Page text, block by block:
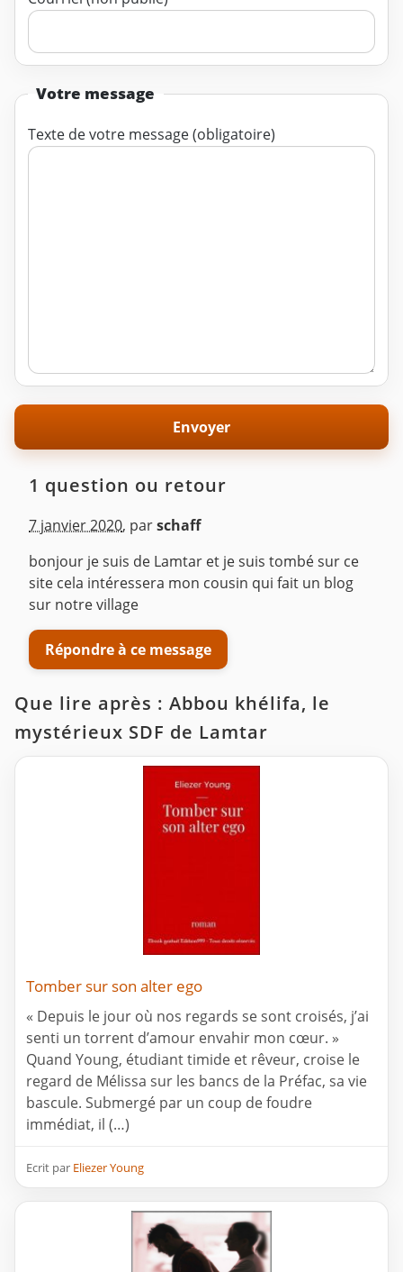
Votre message
Texte de votre message (obligatoire)
1 question ou retour
7 janvier 2020, parschaff
bonjour je suis de Lamtar et je suis tombé sur ce
site cela intéressera mon cousin qui fait un blog
sur notre village
Répondre à ce message
Que lire après : Abbou khélifa, le
mystérieux SDF de Lamtar
Tomber sur son alter ego
« Depuis le jour où nos regards se sont croisés, j’ai
senti un torrent d’amour envahir mon cœur. »
Quand Young, étudiant timide et rêveur, croise le
regard de Mélissa sur les bancs de la Préfac, sa vie
bascule. Submergé par un coup de foudre
immédiat, il (…)
Ecrit par Eliezer Young